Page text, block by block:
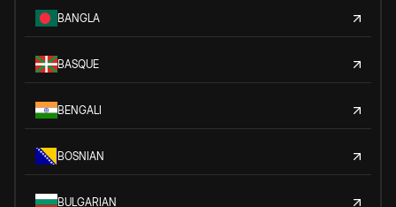
BANGLA
BASQUE
BENGALI
BOSNIAN
BULGARIAN